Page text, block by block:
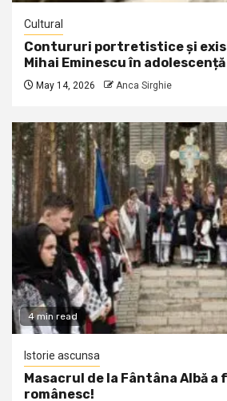
Cultural
Contururi portretistice și
Mihai Eminescu în adolescență
May 14, 2026 Anca Sirghie
4 min read
Istorie ascunsa
Masacrul de la Fântâna Albă
românesc!